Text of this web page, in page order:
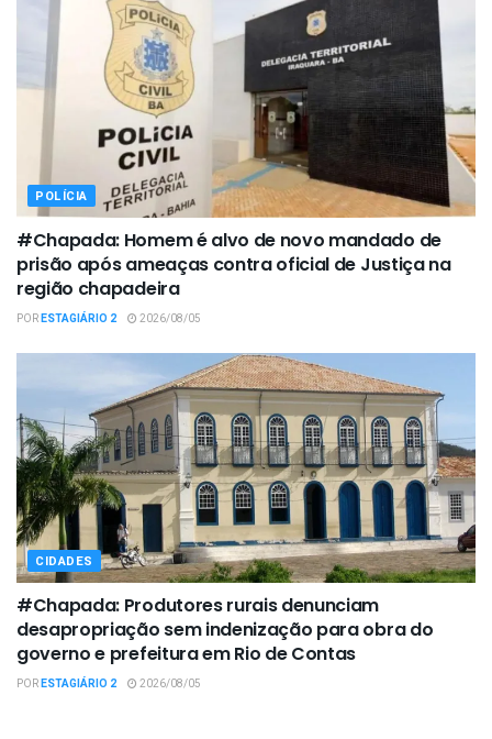
POLÍCIA
#Chapada: Homem é alvo de novo mandado de
prisão após ameaças contra oficial de Justiça na
região chapadeira
PORESTAGIÁRIO 2 2026/08/05
CIDADES
#Chapada: Produtores rurais denunciam
desapropriação sem indenização para obra do
governo e prefeitura em Rio de Contas
PORESTAGIÁRIO 2 2026/08/05